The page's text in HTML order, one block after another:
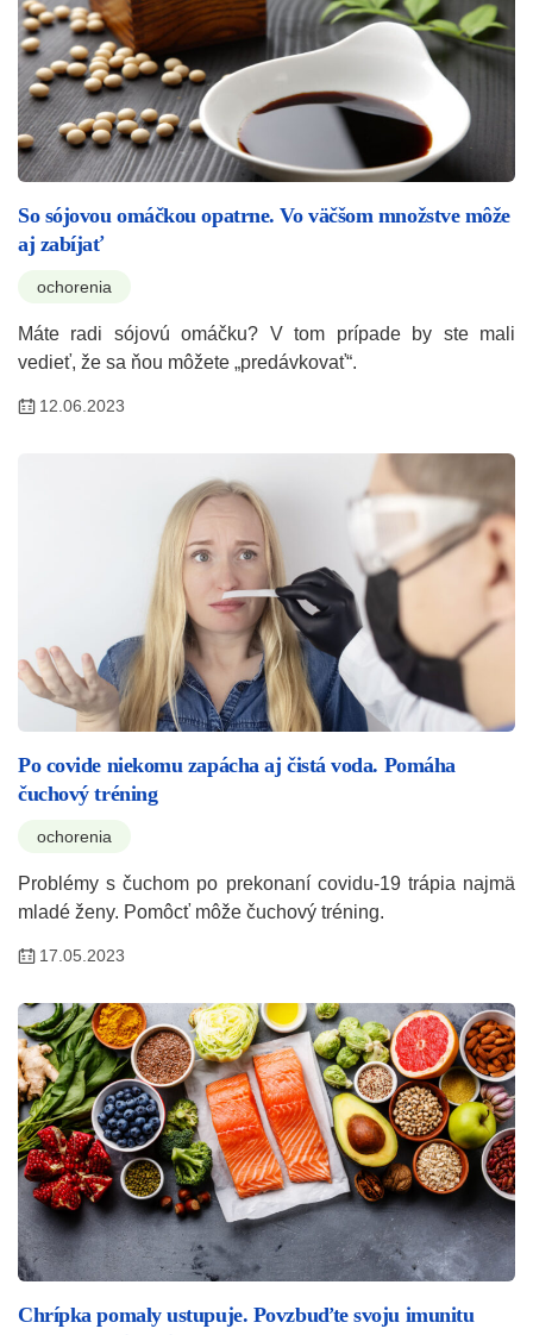
So sójovou omáčkou opatrne. Vo väčšom množstve môže
aj zabíjať
ochorenia
Máte radi sójovú omáčku? V tom prípade by ste mali
vedieť, že sa ňou môžete „predávkovať“.
12.06.2023
Po covide niekomu zapácha aj čistá voda. Pomáha
čuchový tréning
ochorenia
Problémy s čuchom po prekonaní covidu-19 trápia najmä
mladé ženy. Pomôcť môže čuchový tréning.
17.05.2023
Chrípka pomaly ustupuje. Povzbuďte svoju imunitu